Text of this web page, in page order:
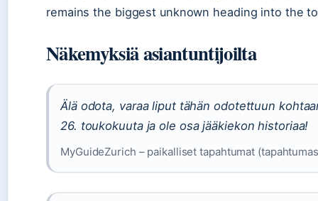
remains the biggest unknown heading into the
Näkemyksiä asiantuntijoilta
Älä odota, varaa liput tähän odotettuun
26. toukokuuta ja ole osa jääkiekon historiaa!
MyGuideZurich – paikalliset tapahtumat